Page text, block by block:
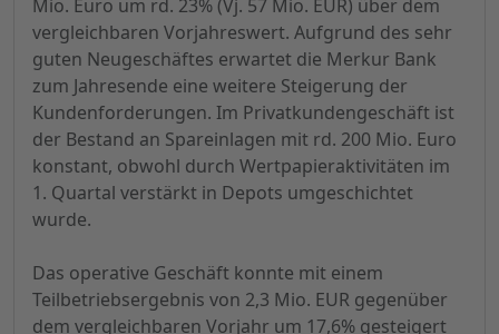
Mio. Euro um rd. 23% (Vj. 57 Mio. EUR) über dem
vergleichbaren Vorjahreswert. Aufgrund des sehr
guten Neugeschäftes erwartet die Merkur Bank
zum Jahresende eine weitere Steigerung der
Kundenforderungen. Im Privatkundengeschäft ist
der Bestand an Spareinlagen mit rd. 200 Mio. Euro
konstant, obwohl durch Wertpapieraktivitäten im
1. Quartal verstärkt in Depots umgeschichtet
wurde.
Das operative Geschäft konnte mit einem
Teilbetriebsergebnis von 2,3 Mio. EUR gegenüber
dem vergleichbaren Vorjahr um 17,6% gesteigert